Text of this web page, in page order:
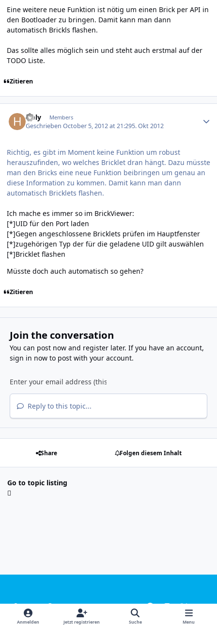
Eine weitere neue Funktion ist nötig um einen Brick per API in
den Bootloader zu bringen. Damit kann man dann
automatisch Brickls flashen.
Das sollte alles möglich sein und steht auch erstmal auf der
TODO Liste.
Zitieren
Holy Members
GeschriebenOctober 5, 2012 at 21:295. Okt 2012
Richtig, es gibt im Moment keine Funktion um robust
herauszufinden, wo welches Bricklet dran hängt. Dazu müsste
man den Bricks eine neue Funktion beibringen um genau an
diese Information zu kommen. Damit kann man dann
automatisch Bricklets flashen.
Ich mache es immer so im BrickViewer:
[*]UID für den Port laden
[*]Gegen angeschlossene Bricklets prüfen im Hauptfenster
[*]zugehörigen Typ der für die geladene UID gilt auswählen
[*]Bricklet flashen
Müsste doch auch automatisch so gehen?
Zitieren
Join the conversation
You can post now and register later. If you have an account,
sign in nowto post with your account.
Reply to this topic...
Share Folgen diesem Inhalt
Go to topic listing
Light ModeDark ModeSystem Preference
f
i
x
y
o
Sprachen Design Datenschutzerklärung Kontakt
Anmelden Jetzt registrieren Suche Menu